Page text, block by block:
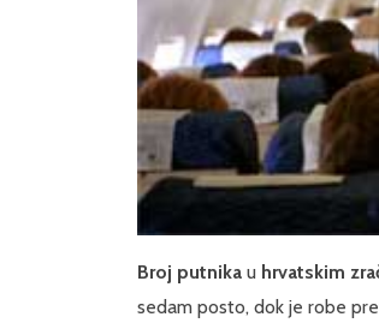
Broj putnika u hrvatskim
sedam posto, dok je robe